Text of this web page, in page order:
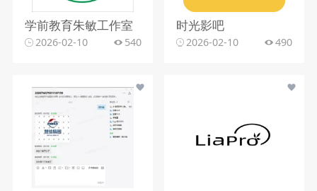
学前教育朱敏工作室
2026-02-10 540
时光影吧
2026-02-10 490